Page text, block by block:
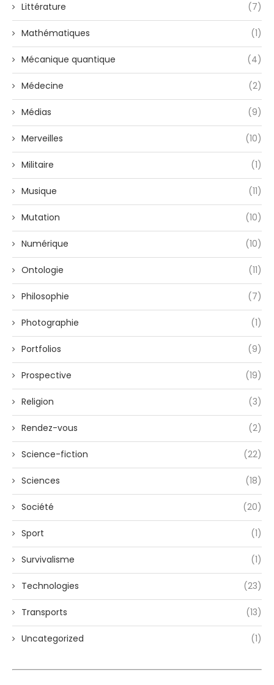
Littérature (7)
Mathématiques (1)
Mécanique quantique (4)
Médecine (2)
Médias (9)
Merveilles (10)
Militaire (1)
Musique (11)
Mutation (10)
Numérique (10)
Ontologie (11)
Philosophie (7)
Photographie (1)
Portfolios (9)
Prospective (19)
Religion (3)
Rendez-vous (2)
Science-fiction (22)
Sciences (18)
Société (20)
Sport (1)
Survivalisme (1)
Technologies (23)
Transports (13)
Uncategorized (1)